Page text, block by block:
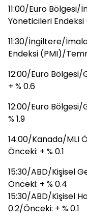
11:00/Euro Bölgesi/
Yöneticileri
11:30/İngiltere/
Endeksi (PMI)/
12:00/Euro
+ % 0.6
12:00/Euro Bölgesi/
% 1.9
14:00/Kanada/MLI
Önceki: + % 0.1
15:30/ABD/Kişisel
Önceki: + % 0.4
15:30/ABD/Kişisel
0.2/Önceki: + % 0.1